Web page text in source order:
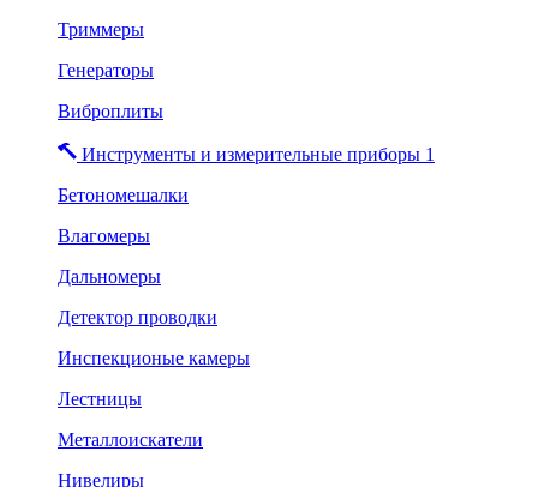
Триммеры
Генераторы
Виброплиты
Инструменты и измерительные приборы 1
Бетономешалки
Влагомеры
Дальномеры
Детектор проводки
Инспекционые камеры
Лестницы
Металлоискатели
Нивелиры